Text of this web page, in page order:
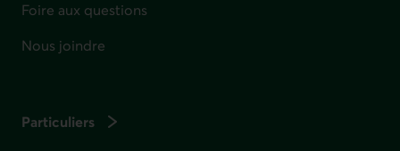
Foire aux questions
Nous joindre
Particuliers